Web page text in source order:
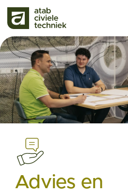
Home
Over ons
Diensten
Projecten
Advies en